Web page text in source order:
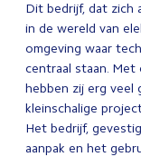
Dit bedrijf, dat zich
in de wereld van
omgeving waar
centraal staan.
hebben zij erg veel
kleinschalige
Het bedrijf,
aanpak en het